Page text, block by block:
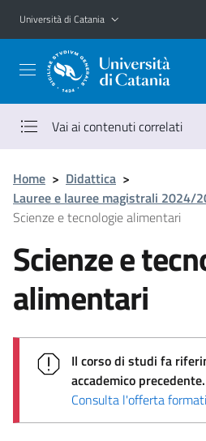
Vai al contenuto principale
Vai al menu di navigazione
Università di Catania
Vai ai contenuti correlati
Home > Didattica >
Lauree e lauree magistrali 2024/
Scienze e tecnologie alimentari
Scienze e
alimentari
Il corso di studi fa
accademico precedente.
Consulta l'offerta